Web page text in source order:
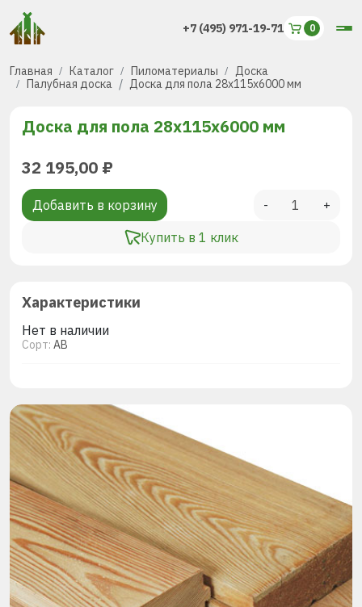
+7 (495) 971-19-71
Главная Каталог Пиломатериалы
Доска
Палубная доска
Доска для пола 28х115х6000 мм
Доска для пола 28х115х6000 мм
32 195,00 ₽
Добавить в корзину
Купить в 1 клик
- +
Характеристики
Нет в наличии
Сорт: АВ